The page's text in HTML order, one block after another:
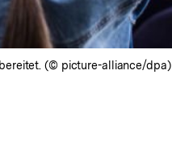
(© picture-alliance/dpa)